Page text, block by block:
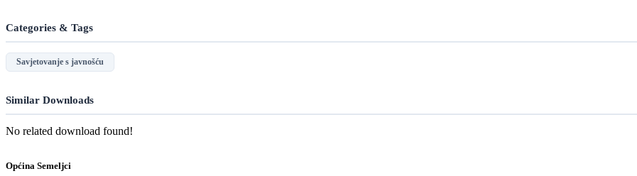
Categories & Tags
Savjetovanje s javnošću
Similar Downloads
No related download found!
Općina Semeljci